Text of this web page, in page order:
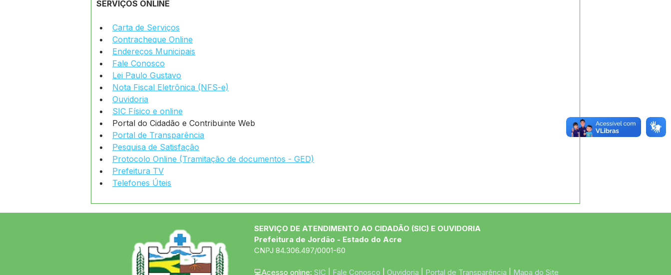
SERVIÇOS ONLINE
Carta de Serviços
Contracheque Online
Endereços Municipais
Fale Conosco
Lei Paulo Gustavo
Nota Fiscal Eletrônica (NFS-e)
Ouvidoria
SIC Físico e online
Portal do Cidadão e Contribuinte Web
Portal de Transparência
Pesquisa de Satisfação
Protocolo Online (Tramitação de documentos - GED)
Prefeitura TV
Telefones Úteis
SERVIÇO DE ATENDIMENTO AO CIDADÃO (SIC) E OUVIDORIA
Prefeitura de Jordão - Estado do Acre
CNPJ 84.306.497/0001-60
💻Acesso online: SIC Fale Conosco Ouvidoria Portal de Transparência Mapa do Site